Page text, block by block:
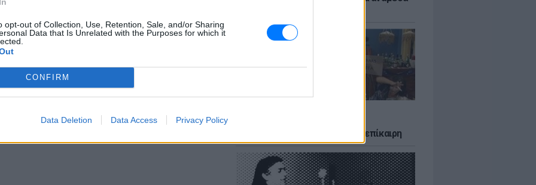
opt-out of Collection, Use, Retention, Sale, and/or Sharing
Data that Is Unrelated with the Purposes for which it
CONFIRM
Data Deletion Data Access Privacy Policy
νεοπλουτισμό και παραμένει επίκαιρη